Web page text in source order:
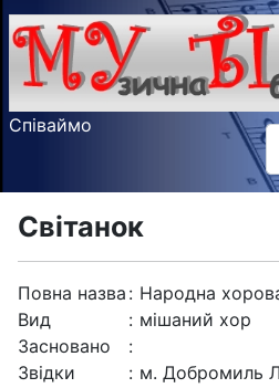
Співаймо
Світанок
Повна назва : Народна
Вид
: мішаний хор
Засновано
:
Звідки
: м. Добромиль